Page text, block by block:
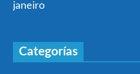
janeiro
Categorías